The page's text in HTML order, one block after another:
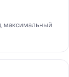
максимальный